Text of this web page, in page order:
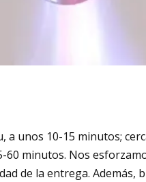
unos 10-15 minutos;
60 minutos. Nos
de la entrega. Además,